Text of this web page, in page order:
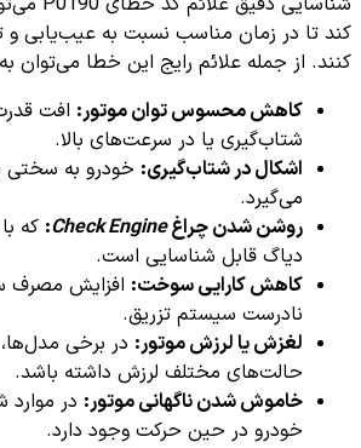
کند تا در زمان مناسب نسبت به عیب‌یابی و
کنند. از جمله علائم رایج این خطا می‌توان به
کاهش محسوس توان موتور: افت
شتاب‌گیری یا در سرعت‌های بالا.
اشکال در شتاب‌گیری: خودرو به سختی
می‌گیرد.
روشن شدن چراغCheck Engine
: که
دیاگ قابل شناسایی است.
کاهش کارایی سوخت: افزایش مصرف
نادرست سیستم تزریق.
لغزش یا لرزش موتور: در برخی
حالت‌های مختلف لرزش داشته باشد.
خاموش شدن ناگهانی موتور: در
خودرو در حین حرکت وجود دارد.